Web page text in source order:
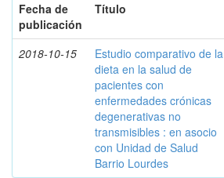
Fecha de
publicación
Título
2018-10-15
Estudio comparativo de la
dieta en la salud de
pacientes con
enfermedades crónicas
degenerativas no
transmisibles : en asocio
con Unidad de Salud
Barrio Lourdes